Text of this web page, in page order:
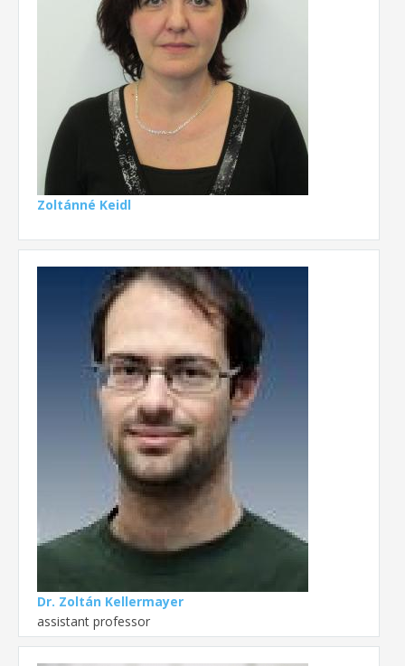
Zoltánné Keidl
Dr. Zoltán Kellermayer
assistant professor